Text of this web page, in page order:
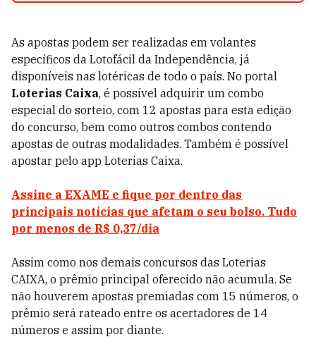
As apostas podem ser realizadas em volantes
específicos da Lotofácil da Independência, já
disponíveis nas lotéricas de todo o país. No portal
Loterias Caixa, é possível adquirir um combo
especial do sorteio, com 12 apostas para esta edição
do concurso, bem como outros combos contendo
apostas de outras modalidades. Também é possível
apostar pelo app Loterias Caixa.
Assine a EXAME e fique por dentro das
principais notícias que afetam o seu bolso. Tudo
por menos de R$ 0,37/dia
Assim como nos demais concursos das Loterias
CAIXA, o prêmio principal oferecido não acumula. Se
não houverem apostas premiadas com 15 números, o
prêmio será rateado entre os acertadores de 14
números e assim por diante.